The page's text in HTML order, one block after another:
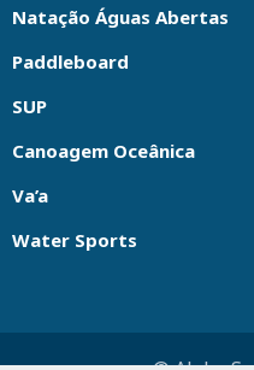
Natação Águas Abertas
Paddleboard
SUP
Canoagem Oceânica
Va’a
Water Sports